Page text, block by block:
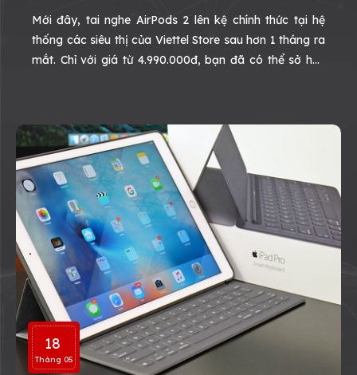
Mới đây, tai nghe AirPods 2 lên kệ chính thức tại hệ
thống các siêu thị của Viettel Store sau hơn 1 tháng ra
mắt. Chỉ với giá từ 4.990.000đ, bạn đã có thể sở hữu
18
Tháng 05